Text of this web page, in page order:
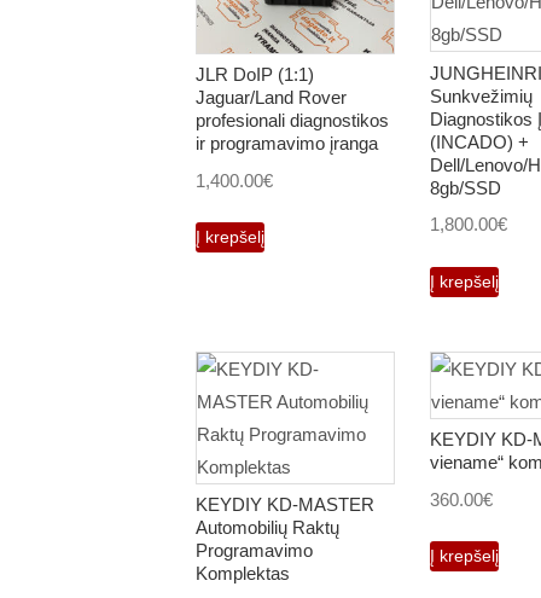
JLR DoIP (1:1)
Jaguar/Land Rover
profesionali diagnostikos
ir programavimo įranga
1,400.00€
Į krepšelį
Sunkvežimių
Diagnostikos
(INCADO) +
Dell/Lenovo/
8gb/SSD
1,800.00€
Į krepšelį
KEYDIY KD-MASTER
Automobilių Raktų
Programavimo
Komplektas
KEYDIY KD-
viename“
360.00€
Į krepšelį